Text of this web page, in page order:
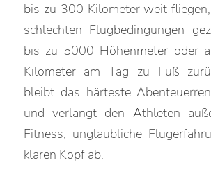
bis zu 300 Kilometer weit
schlechten Flugbedingungen
bis zu 5000 Höhenmeter oder
Kilometer am Tag zu Fuß
bleibt das härteste
und verlangt den Athleten
Fitness, unglaubliche
klaren Kopf ab.